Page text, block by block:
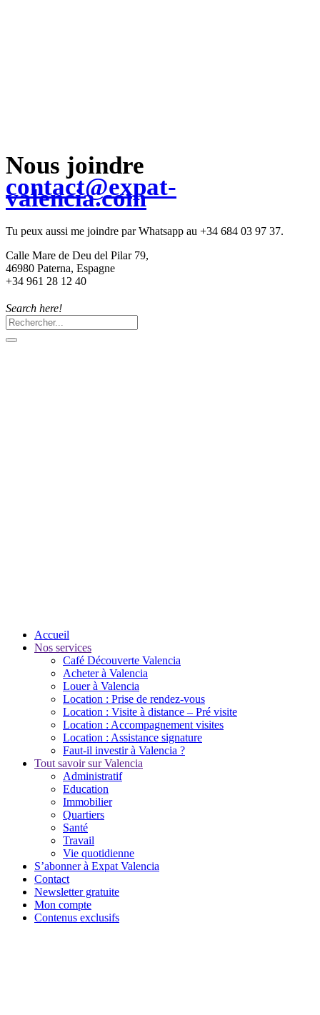
Nous joindre
contact@expat-
valencia.com
Tu peux aussi me joindre par Whatsapp au +34 684 03 97 37.
Calle Mare de Deu del Pilar 79,
46980 Paterna, Espagne
+34 961 28 12 40
Search here!
Accueil
Nos services
Café Découverte Valencia
Acheter à Valencia
Louer à Valencia
Location : Prise de rendez-vous
Location : Visite à distance – Pré visite
Location : Accompagnement visites
Location : Assistance signature
Faut-il investir à Valencia ?
Tout savoir sur Valencia
Administratif
Education
Immobilier
Quartiers
Santé
Travail
Vie quotidienne
S’abonner à Expat Valencia
Contact
Newsletter gratuite
Mon compte
Contenus exclusifs